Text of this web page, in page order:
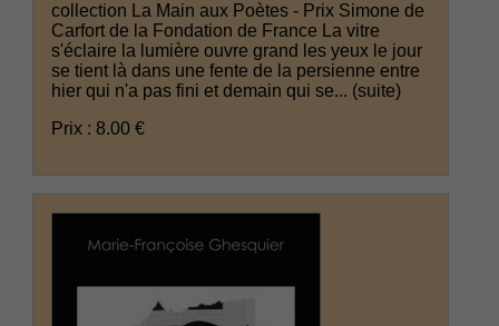
collection La Main aux Poètes - Prix Simone de
Carfort de la Fondation de France La vitre
s'éclaire la lumière ouvre grand les yeux le jour
se tient là dans une fente de la persienne entre
hier qui n'a pas fini et demain qui se... (suite)
Prix : 8.00 €